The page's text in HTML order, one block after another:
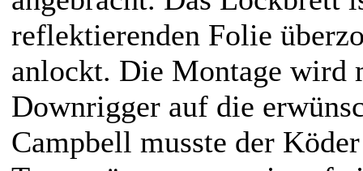
reflektierenden Folie
anlockt. Die Montage wird
Downrigger auf die
Campbell musste der